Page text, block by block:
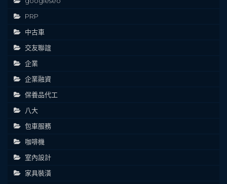
PRP
中古車
交友聯誼
企業
企業融資
保養品代工
八大
包車服務
咖啡機
室內設計
家具裝潢